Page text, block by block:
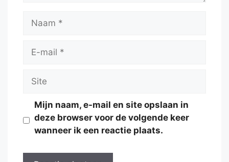
Naam
Site
Mijn naam, e-mail en site opslaan in
deze browser voor de volgende keer
wanneer ik een reactie plaats.